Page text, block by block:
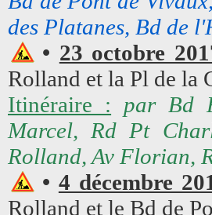
des Platanes, Bd de
• 23 octobre
Rolland et la Pl de la
Itinéraire :
par Bd
Marcel, Rd Pt
Rolland, Av Florian,
• 4 décembre
Rolland et le Bd de